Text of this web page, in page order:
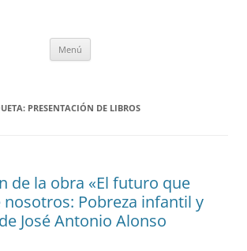
Menú
PRESENTACIÓN DE LIBROS
de la obra «El futuro que
Pobreza infantil y
José Antonio Alonso